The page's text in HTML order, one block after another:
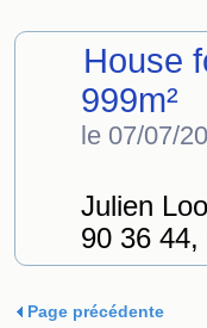
House
999m²
le 07/07/
Julien
90 36
Page précédente